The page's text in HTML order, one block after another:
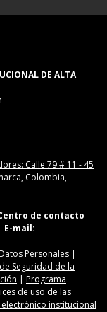
DE ALTA
Calle 79 # 11 - 45
Colombia,
de contacto
E-mail:
Personales
Seguridad de la
Programa
de uso de las
institucional